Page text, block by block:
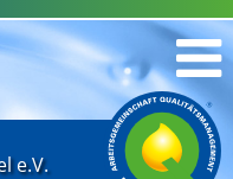
e.V.